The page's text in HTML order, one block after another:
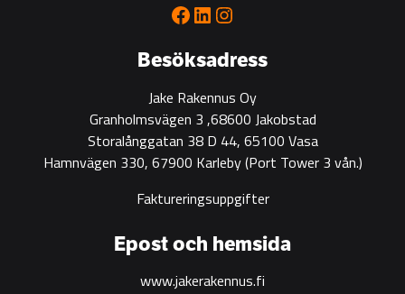
Besöksadress
Jake Rakennus Oy
Granholmsvägen 3 ,68600 Jakobstad
Storalånggatan 38 D 44, 65100 Vasa
Hamnvägen 330, 67900 Karleby(Port Tower 3 vån.)
Faktureringsuppgifter
Facebook
LinkedIn
Instagram
Epost och hemsida
www.jakerakennus.fi